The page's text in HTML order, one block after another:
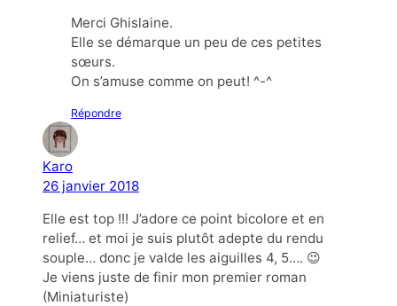
Merci Ghislaine.
Elle se démarque un peu de ces petites
sœurs.
On s’amuse comme on peut! ^-^
Répondre
Karo
26 janvier 2018
Elle est top !!! J’adore ce point bicolore et en
relief… et moi je suis plutôt adepte du rendu
souple… donc je valde les aiguilles 4, 5…. 😉
Je viens juste de finir mon premier roman
(Miniaturiste)